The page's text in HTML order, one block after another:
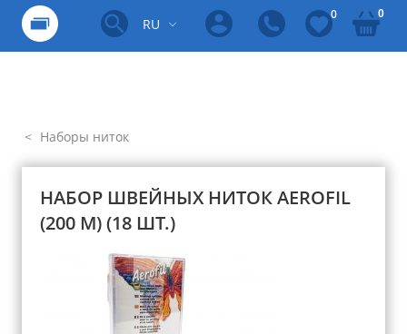
RU
0 0
Наборы ниток
НАБОР ШВЕЙНЫХ НИТОК AEROFIL
(200 М) (18 ШТ.)